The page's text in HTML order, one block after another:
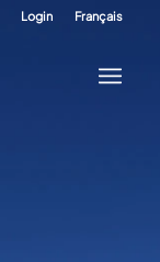
Login Français